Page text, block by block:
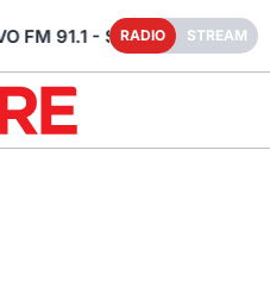
RADIO STREAM